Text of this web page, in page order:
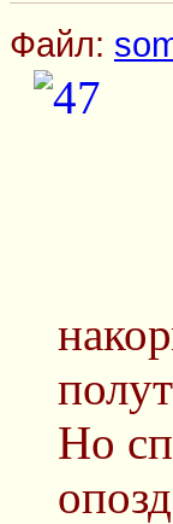
Файл:
Но